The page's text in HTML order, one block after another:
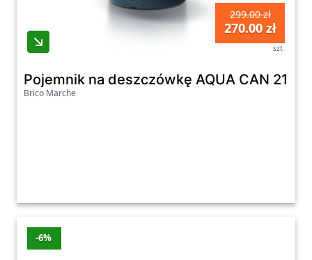
299.00 zł
270.00 zł
szt
Pojemnik na deszczówkę AQUA CAN 210L
Brico Marche
-6%